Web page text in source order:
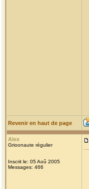
Revenir en haut de page
Alex
Grioonaute régulier
Inscrit le: 05 Aoû 2005
Messages: 466